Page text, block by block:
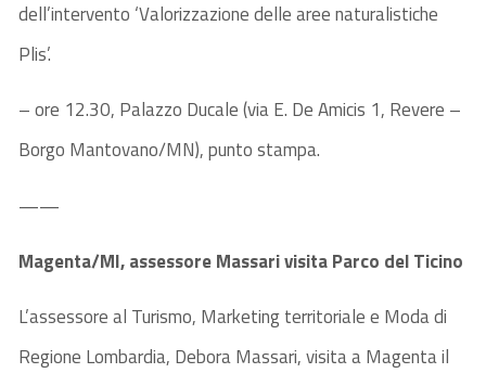
dell’intervento ‘Valorizzazione delle aree naturalistiche
Plis’.
– ore 12.30, Palazzo Ducale (via E. De Amicis 1, Revere –
Borgo Mantovano/MN), punto stampa.
——
Magenta/MI, assessore Massari visita Parco del Ticino
L’assessore al Turismo, Marketing territoriale e Moda di
Regione Lombardia, Debora Massari, visita a Magenta il